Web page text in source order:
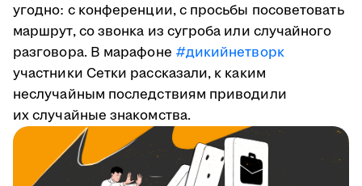
угодно: с конференции, с просьбы посоветовать
маршрут, со звонка из сугроба или случайного
разговора. В марафоне #дикийнетворк
участники Сетки рассказали, к каким
неслучайным последствиям приводили
их случайные знакомства.